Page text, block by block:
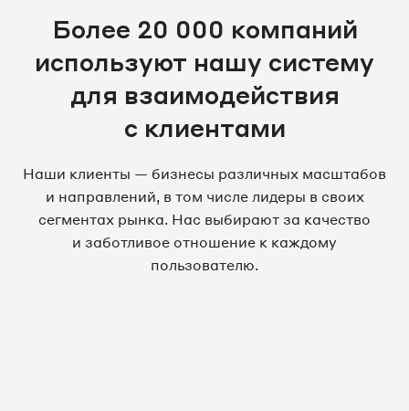
Более 20 000 компаний
используют нашу систему
для взаимодействия
с клиентами
Наши клиенты — бизнесы различных масштабов
и направлений, в том числе лидеры в своих
сегментах рынка. Нас выбирают за качество
и заботливое отношение к каждому
пользователю.